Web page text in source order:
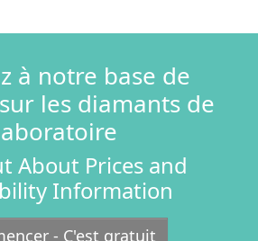
à notre base de
les diamants de
About Prices and
Information
- C'est gratuit